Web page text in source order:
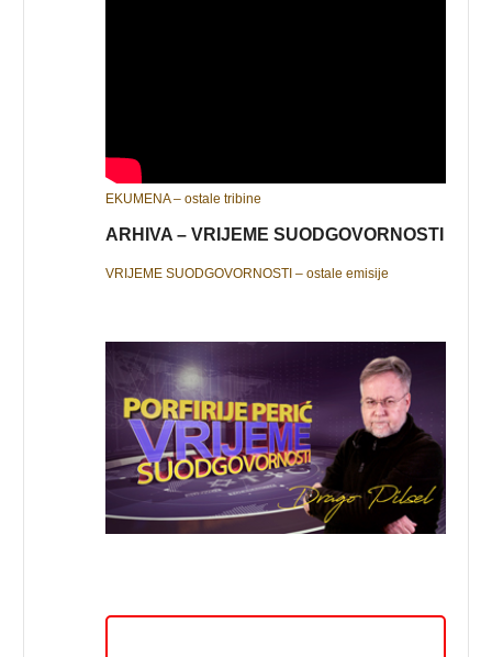
EKUMENA – ostale tribine
ARHIVA – VRIJEME SUODGOVORNOSTI
VRIJEME SUODGOVORNOSTI – ostale emisije